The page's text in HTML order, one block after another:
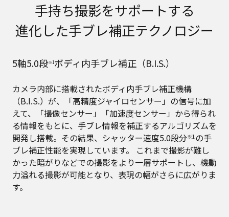
手持ち撮影をサポートする
進化した手ブレ補正テクノロジー
5軸5.0段※1ボディ内手ブレ補正（B.I.S.）
カメラ内部に搭載されたボディ内手ブレ補正機構
（B.I.S.）が、「高精度ジャイロセンサー」の信号に加
えて、「撮像センサー」「加速度センサー」から得られ
る情報をもとに、手ブレ情報を補正するアルゴリズムを
開発し搭載。その結果、シャッター速度5.0段分※1の手
ブレ補正性能を実現しています。 これまで撮影が難し
かった暗がりなどでの撮影をより一層サポートし、機動
力溢れる撮影が可能となり、表現の幅がさらに広がりま
す。